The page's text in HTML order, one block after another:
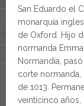
San Eduardo el
monarquía
de Oxford. Hijo
normanda
Normandía,
corte normanda,
de 1013.
veinticinco